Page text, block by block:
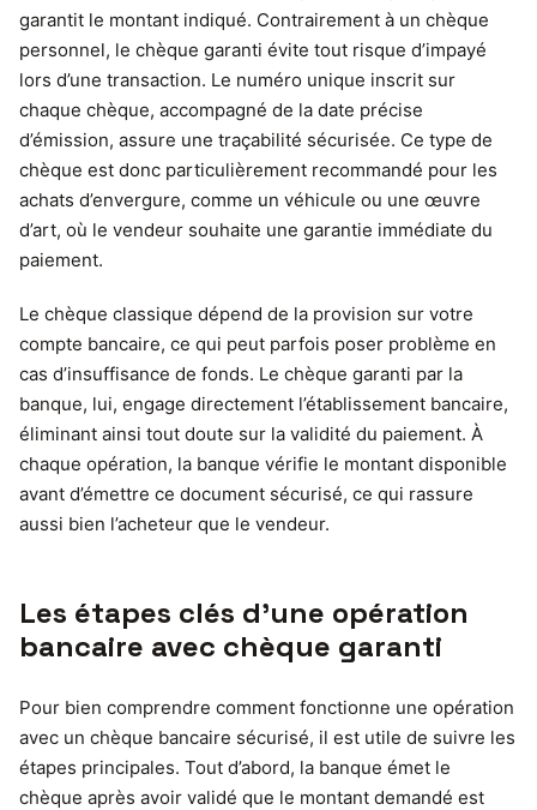
garantit le montant indiqué. Contrairement à un chèque
personnel, le chèque garanti évite tout risque d’impayé
lors d’une transaction. Le numéro unique inscrit sur
chaque chèque, accompagné de la date précise
d’émission, assure une traçabilité sécurisée. Ce type de
chèque est donc particulièrement recommandé pour les
achats d’envergure, comme un véhicule ou une œuvre
d’art, où le vendeur souhaite une garantie immédiate du
paiement.
Le chèque classique dépend de la provision sur votre
compte bancaire, ce qui peut parfois poser problème en
cas d’insuffisance de fonds. Le chèque garanti par la
banque, lui, engage directement l’établissement bancaire,
éliminant ainsi tout doute sur la validité du paiement. À
chaque opération, la banque vérifie le montant disponible
avant d’émettre ce document sécurisé, ce qui rassure
aussi bien l’acheteur que le vendeur.
Les étapes clés d’une opération
bancaire avec chèque garanti
Pour bien comprendre comment fonctionne une opération
avec un chèque bancaire sécurisé, il est utile de suivre les
étapes principales. Tout d’abord, la banque émet le
chèque après avoir validé que le montant demandé est